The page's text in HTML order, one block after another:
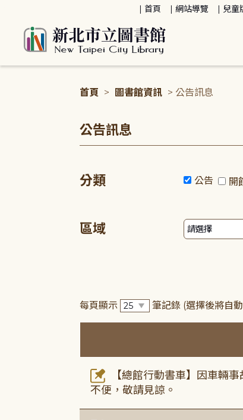
首頁 網站導覽 兒童
首頁 > 圖書館資訊 > 公告訊息
公告訊息
分類 公告 開
區域
每頁顯示 筆記錄 (選擇後將自
【總館行動書車】因車輛
不便，敬請見諒。